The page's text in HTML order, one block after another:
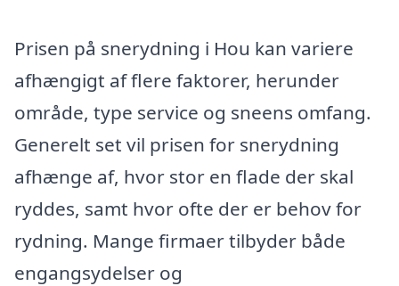
Prisen på snerydning i Hou kan variere
afhængigt af flere faktorer, herunder
område, type service og sneens omfang.
Generelt set vil prisen for snerydning
afhænge af, hvor stor en flade der skal
ryddes, samt hvor ofte der er behov for
rydning. Mange firmaer tilbyder både
engangsydelser og